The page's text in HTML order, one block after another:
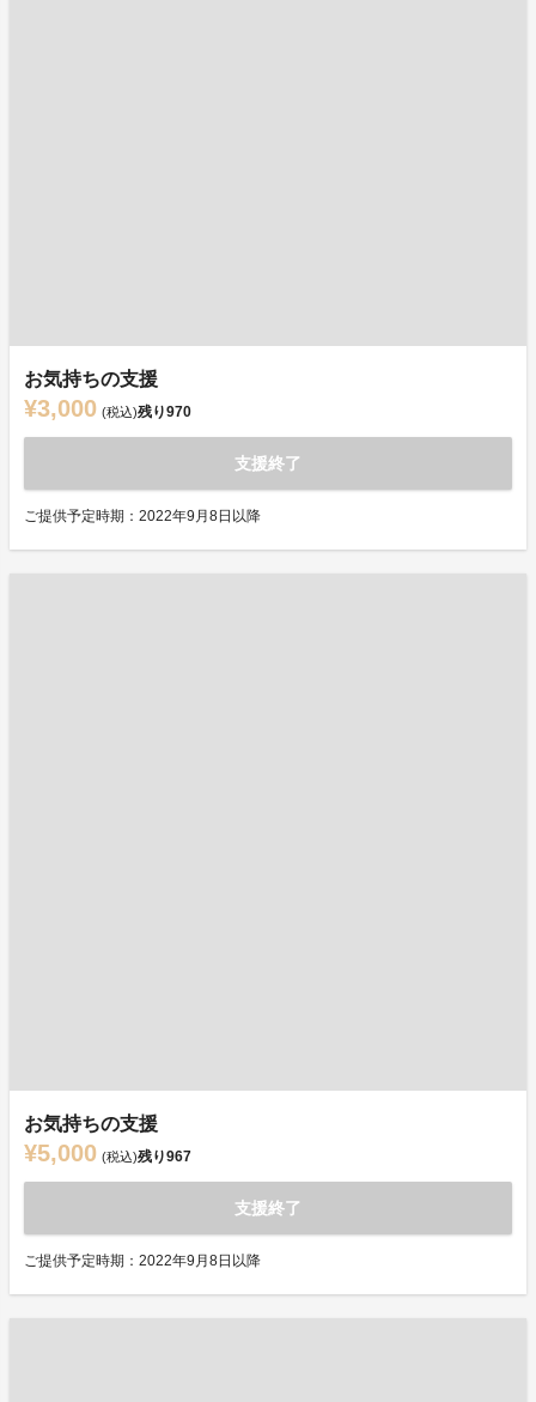
お気持ちの支援
¥3,000 (税込)残り970
支援終了
ご提供予定時期：2022年9月8日以降
お気持ちの支援
¥5,000 (税込)残り967
支援終了
ご提供予定時期：2022年9月8日以降